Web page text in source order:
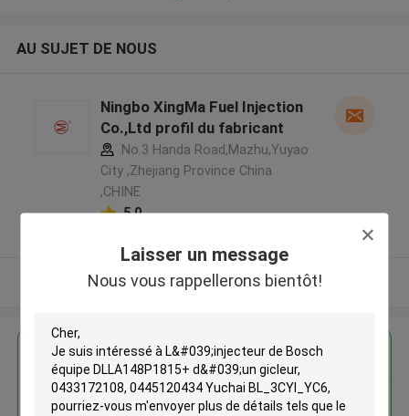
Laisser un message
Nous vous rappellerons bientôt!
AU SUJET DE NOUS
Ningbo XingMa Fuel Injection
Co.,Ltd profil du fabricant
No.3 Handa Road,Mazhu,Yuyao
City ,Zhejiang Province China
,CHINE
5.0
Regardez plus
L'injecteur de Bosch équipe